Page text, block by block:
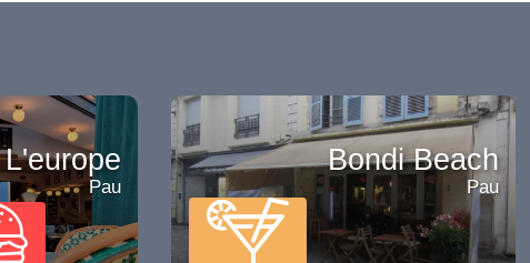
L'europe
Pau
Bondi Beach
Pau